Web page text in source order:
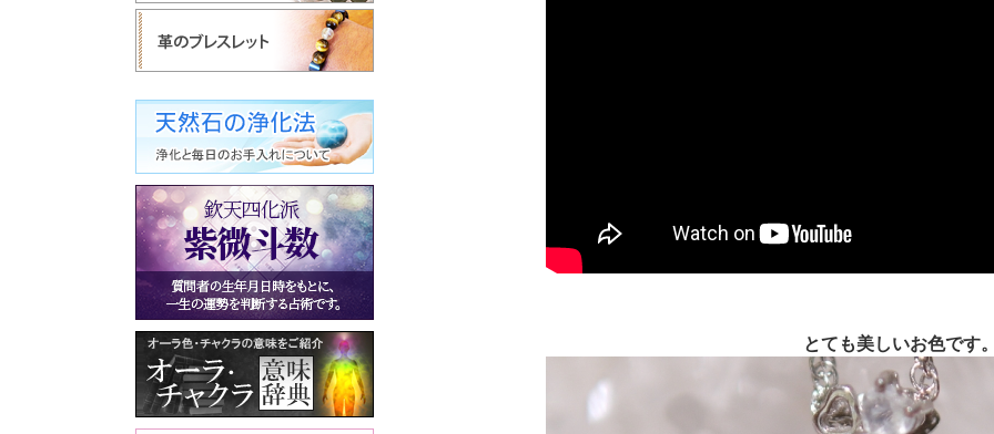
とても美しいお色です